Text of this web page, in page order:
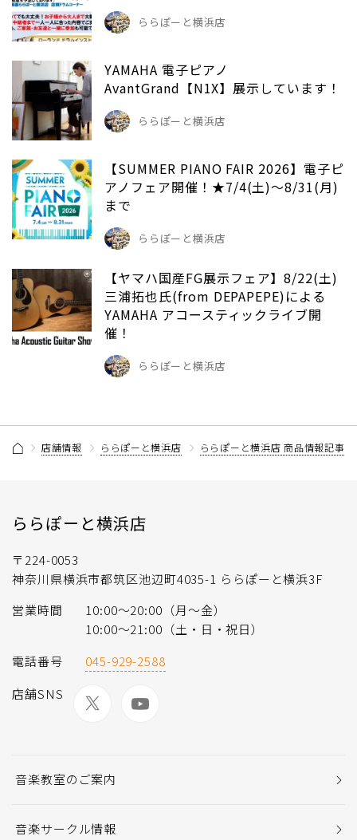
ららぽーと横浜店
YAMAHA 電子ピアノ
AvantGrand【N1X】展示しています！
ららぽーと横浜店
【SUMMER PIANO FAIR 2026】電子ピ
アノフェア開催！★7/4(土)～8/31(月)
まで
ららぽーと横浜店
【ヤマハ国産FG展示フェア】8/22(土)
三浦拓也氏(from DEPAPEPE)による
YAMAHA アコースティックライブ開
催！
ららぽーと横浜店
店舗情報 ららぽーと横浜店 ららぽーと横浜店 商品情報記事
ららぽーと横浜店
〒224-0053
神奈川県横浜市都筑区池辺町4035-1 ららぽーと横浜3F
営業時間
10:00〜20:00（月〜金）
10:00～21:00（土・日・祝日）
電話番号
045-929-2588
店舗SNS
音楽教室のご案内
音楽サークル情報